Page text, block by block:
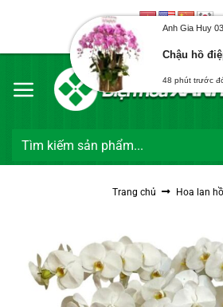
Chào mừng bạn đến với
Tìm
Trang chủ Hoa lan
Anh Gia Huy
Chậu hồ
48 phút trước